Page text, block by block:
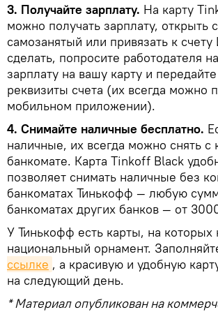
3. Получайте зарплату. На карту
можно получать зарплату, открыть
самозанятый или привязать к
сделать, попросите работодателя
зарплату на вашу карту и
реквизиты счета (их всегда можно
мобильном приложении).
4. Снимайте наличные бесплатно.
наличные, их всегда можно снять с
банкомате. Карта Tinkoff Black
позволяет снимать наличные без
банкоматах Тинькофф — любую
банкоматах других банков — от
У Тинькофф есть карты, на которых
национальный орнамент.
ссылке , а красивую и удобную
на следующий день.
* Материал опубликован на